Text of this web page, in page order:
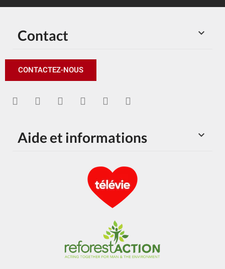

Contact
CONTACTEZ-NOUS

Aide et informations